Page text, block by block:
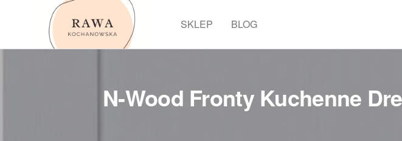
SKLEP BLOG
N-Wood Fronty Kuchenne